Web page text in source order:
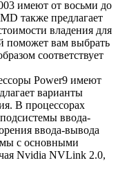
имеют от восьми до
также предлагает
владения для
поможет вам выбрать
соответствует
Power9 имеют
варианты
В процессорах
ввода-
ввода-вывода
с основными
Nvidia NVLink 2.0,